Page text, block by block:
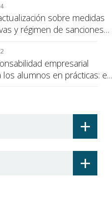
sobre medidas
y régimen de sanciones
empresarial
alumnos en prácticas: el
+
+